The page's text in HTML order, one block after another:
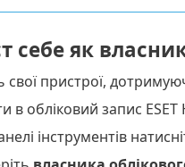
себе як
свої пристрої,
в обліковий запис ESET
інструментів